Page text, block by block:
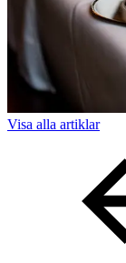
Visa alla artiklar